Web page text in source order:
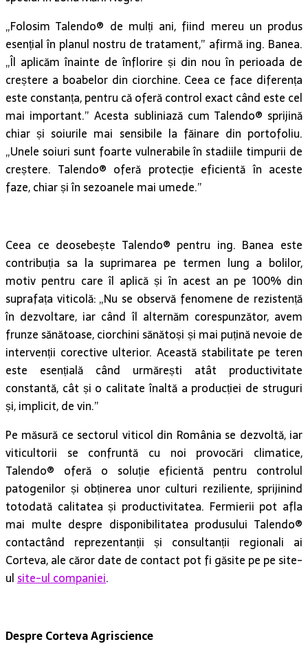
„Folosim Talendo® de mulți ani, fiind mereu un produs
esențial în planul nostru de tratament,” afirmă ing. Banea.
„Îl aplicăm înainte de înflorire și din nou în perioada de
creștere a boabelor din ciorchine. Ceea ce face diferența
este constanța, pentru că oferă control exact când este cel
mai important.” Acesta subliniază cum Talendo® sprijină
chiar și soiurile mai sensibile la făinare din portofoliu.
„Unele soiuri sunt foarte vulnerabile în stadiile timpurii de
creștere. Talendo® oferă protecție eficientă în aceste
faze, chiar și în sezoanele mai umede.”
Ceea ce deosebește Talendo® pentru ing. Banea este
contribuția sa la suprimarea pe termen lung a bolilor,
motiv pentru care îl aplică și în acest an pe 100% din
suprafața viticolă: „Nu se observă fenomene de rezistență
în dezvoltare, iar când îl alternăm corespunzător, avem
frunze sănătoase, ciorchini sănătoși și mai puțină nevoie de
intervenții corective ulterior. Această stabilitate pe teren
este esențială când urmărești atât productivitate
constantă, cât și o calitate înaltă a producției de struguri
și, implicit, de vin.”
Pe măsură ce sectorul viticol din România se dezvoltă, iar
viticultorii se confruntă cu noi provocări climatice,
Talendo® oferă o soluție eficientă pentru controlul
patogenilor și obținerea unor culturi reziliente, sprijinind
totodată calitatea și productivitatea. Fermierii pot afla
mai multe despre disponibilitatea produsului Talendo®
contactând reprezentanții și consultanții regionali ai
Corteva, ale căror date de contact pot fi găsite pe pe site-
ulsite-ul companiei.
Despre Corteva Agriscience